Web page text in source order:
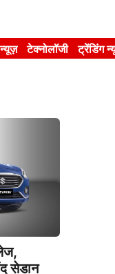
टेक्नोलॉजी ट्रेंडिंग
सेडान